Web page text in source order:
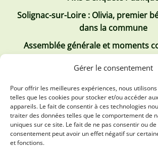
Gérer le consentement
Pour offrir les meilleures expériences, nous
telles que les cookies pour stocker et/ou accéder
appareils. Le fait de consentir à ces technologies
traiter des données telles que le comportement de
uniques sur ce site. Le fait de ne pas consentir ou
consentement peut avoir un effet négatif sur
et fonctions.
Solignac-sur-Loire : Olivia, premier
dans la commune
Assemblée générale et moments
Les derniers
Conseil municipal 2 juillet
Conseil Municipal du 30 avril